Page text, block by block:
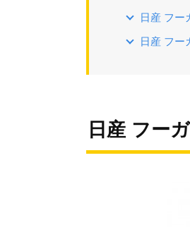
日産 フー
日産 フー
日産 フー